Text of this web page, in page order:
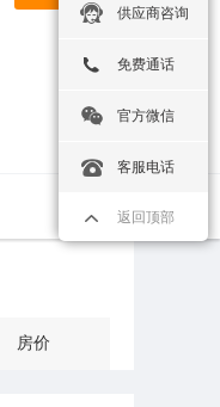
房价
供应商咨询
免费通话
官方微信
客服电话
返回顶部